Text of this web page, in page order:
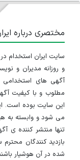
مختصری درباره
و روزانه مدیران و
آگهی های استخدامی
مطلوب و با کیفیت
این سایت بوده است.
می شود و وابسته به
تنها منتشر کننده ی
بازدید کنندگان
شده در آن هوشیار